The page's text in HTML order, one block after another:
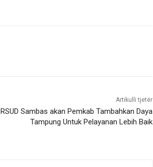
Artikulli tjetër
RSUD Sambas akan Pemkab Tambahkan Daya
Tampung Untuk Pelayanan Lebih Baik